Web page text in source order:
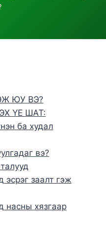
ЮУ ВЭ?
ҮЕ ШАТ:
ба худал
вэ?
эсрэг заалт гэж
насны хязгаар